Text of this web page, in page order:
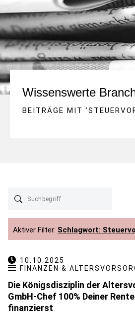
Wissenswerte
BEITRÄGE MIT ’
Aktiver Filter: Schlagwort:
10.10.2025
FINANZEN &
Die Königsdisziplin der
GmbH-Chef 100% Deiner
finanzierst